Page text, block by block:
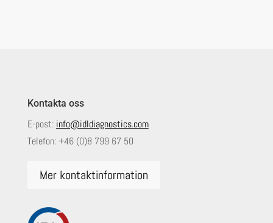
Kontakta oss
E-post: info@idldiagnostics.com
Telefon:+46 (0)8 799 67 50
Mer kontaktinformation